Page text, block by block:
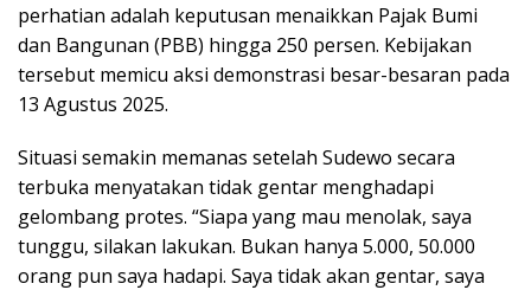
perhatian adalah keputusan menaikkan Pajak Bumi
dan Bangunan (PBB) hingga 250 persen. Kebijakan
tersebut memicu aksi demonstrasi besar-besaran pada
13 Agustus 2025.
Situasi semakin memanas setelah Sudewo secara
terbuka menyatakan tidak gentar menghadapi
gelombang protes. “Siapa yang mau menolak, saya
tunggu, silakan lakukan. Bukan hanya 5.000, 50.000
orang pun saya hadapi. Saya tidak akan gentar, saya